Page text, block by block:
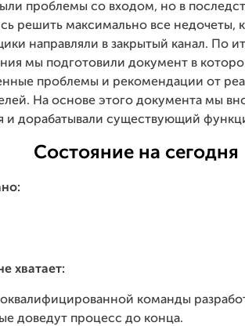
проблемы со входом, но в
решить максимально все недочеты,
направляли в закрытый канал. По
мы подготовили документ в
проблемы и рекомендации от
На основе этого документа мы
и дорабатывали существующий
Состояние на сегодня
:
хватает:
команды
доведут процесс до конца.